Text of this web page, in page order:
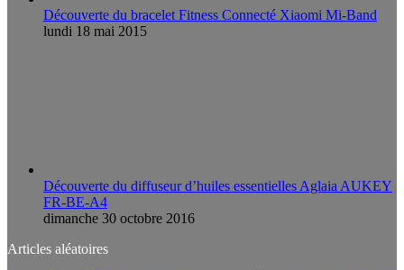
Découverte du bracelet Fitness Connecté Xiaomi Mi-Band
lundi 18 mai 2015
Découverte du diffuseur d’huiles essentielles Aglaia AUKEY
FR-BE-A4
dimanche 30 octobre 2016
Articles aléatoires